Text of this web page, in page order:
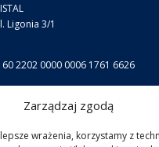
Zarządzaj zgodą
wrażenia, korzystamy z
Ligonia 3/1
2202 0000 0006 1761 6626